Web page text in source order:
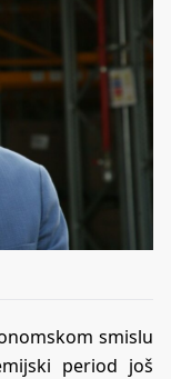
smislu
period još